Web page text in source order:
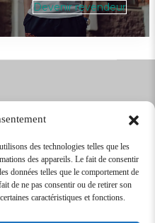
des technologies telles que les
des appareils. Le fait de consentir
données telles que le comportement de
de ne pas consentir ou de retirer son
caractéristiques et fonctions.
Devenir revendeur
Infos
Express 24H